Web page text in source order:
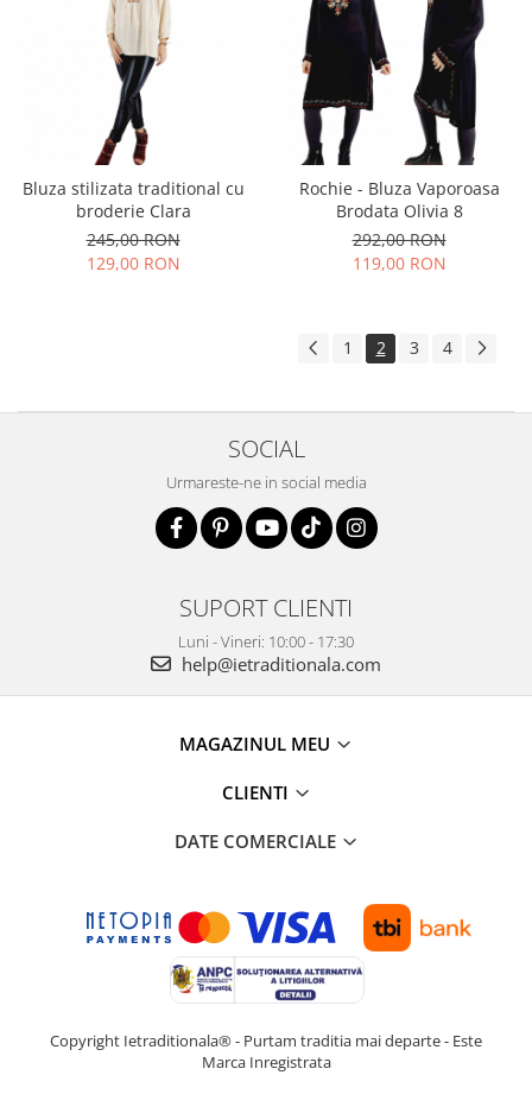
Bluza stilizata traditional cu
broderie Clara
245,00 RON
129,00 RON
Rochie - Bluza Vaporoasa
Brodata Olivia 8
292,00 RON
119,00 RON
1 2 3 4
SOCIAL
Urmareste-ne in social media
SUPORT CLIENTI
Luni - Vineri: 10:00 - 17:30
help@ietraditionala.com
MAGAZINUL MEU
CLIENTI
DATE COMERCIALE
Copyright Ietraditionala® - Purtam traditia mai departe - Este
Marca Inregistrata